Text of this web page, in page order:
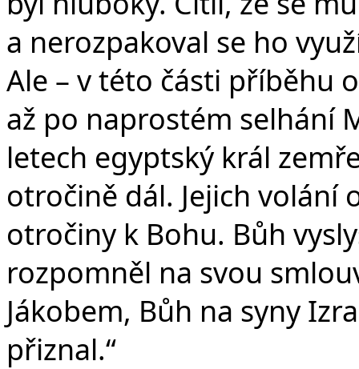
a nerozpakoval se ho
Ale – v této části příběhu
až po naprostém selhání
letech egyptský král
otročině dál. Jejich volání
otročiny k Bohu. Bůh
rozpomněl na svou
Jákobem, Bůh na syny
přiznal.“